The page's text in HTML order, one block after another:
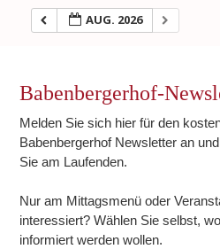
AUG. 2026
Babenbergerhof-
Melden Sie sich hier für den
Babenbergerhof Newsletter an
Sie am Laufenden.
Nur am Mittagsmenü oder
interessiert? Wählen Sie selbst,
informiert werden wollen.